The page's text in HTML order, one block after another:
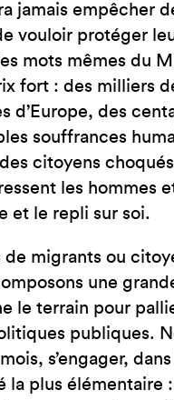
jamais empêcher
vouloir protéger
mots mêmes du
fort : des milliers
d’Europe, des
souffrances
citoyens
les hommes
et le repli sur soi.
migrants ou
une
le terrain pour
publiques.
s’engager,
la plus élémentaire